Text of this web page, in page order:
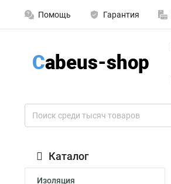
Помощь Гарантия
Каталог
Изоляция